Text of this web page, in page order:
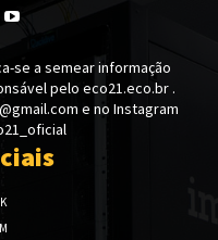
se a semear informação
pelo eco21.eco.br .
e no Instagram